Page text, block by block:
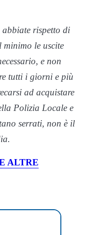
abbiate rispetto di
minimo le uscite
e non
tutti i giorni e più
ad acquistare
Polizia Locale e
serrati, non è il
ALTRE